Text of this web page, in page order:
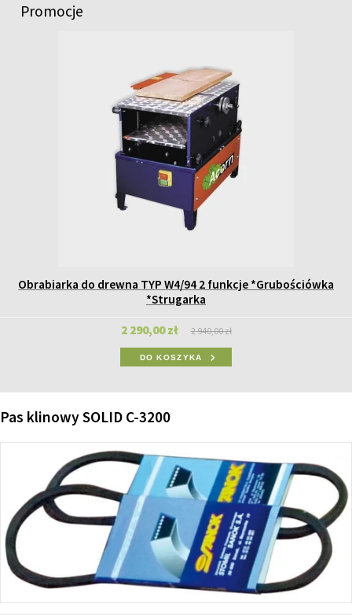
Promocje
Obrabiarka do drewna TYP W4/94 2 funkcje *Grubościówka
*Strugarka
2 290,00 zł 2 940,00 zł
DO KOSZYKA
Pas klinowy SOLID C-3200